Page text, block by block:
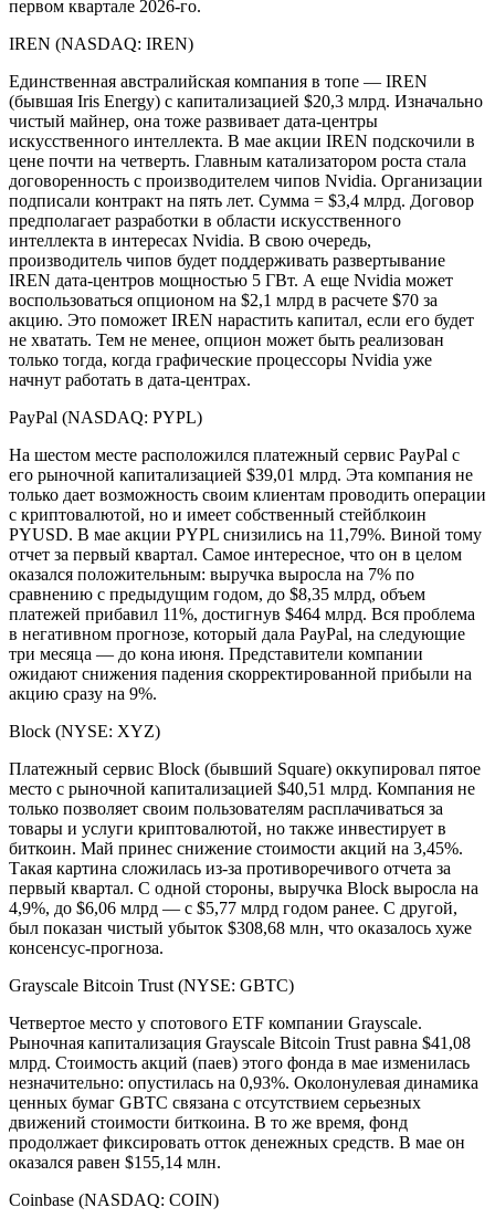
первом квартале 2026-го.
IREN (NASDAQ: IREN)
Единственная австралийская компания в топе — IREN
(бывшая Iris Energy) с капитализацией $20,3 млрд. Изначально
чистый майнер, она тоже развивает дата-центры
искусственного интеллекта. В мае акции IREN подскочили в
цене почти на четверть. Главным катализатором роста стала
договоренность с производителем чипов Nvidia. Организации
подписали контракт на пять лет. Сумма = $3,4 млрд. Договор
предполагает разработки в области искусственного
интеллекта в интересах Nvidia. В свою очередь,
производитель чипов будет поддерживать развертывание
IREN дата-центров мощностью 5 ГВт. А еще Nvidia может
воспользоваться опционом на $2,1 млрд в расчете $70 за
акцию. Это поможет IREN нарастить капитал, если его будет
не хватать. Тем не менее, опцион может быть реализован
только тогда, когда графические процессоры Nvidia уже
начнут работать в дата-центрах.
PayPal (NASDAQ: PYPL)
На шестом месте расположился платежный сервис PayPal с
его рыночной капитализацией $39,01 млрд. Эта компания не
только дает возможность своим клиентам проводить операции
с криптовалютой, но и имеет собственный стейблкоин
PYUSD. В мае акции PYPL снизились на 11,79%. Виной тому
отчет за первый квартал. Самое интересное, что он в целом
оказался положительным: выручка выросла на 7% по
сравнению с предыдущим годом, до $8,35 млрд, объем
платежей прибавил 11%, достигнув $464 млрд. Вся проблема
в негативном прогнозе, который дала PayPal, на следующие
три месяца — до кона июня. Представители компании
ожидают снижения падения скорректированной прибыли на
акцию сразу на 9%.
Block (NYSE: XYZ)
Платежный сервис Block (бывший Square) оккупировал пятое
место с рыночной капитализацией $40,51 млрд. Компания не
только позволяет своим пользователям расплачиваться за
товары и услуги криптовалютой, но также инвестирует в
биткоин. Май принес снижение стоимости акций на 3,45%.
Такая картина сложилась из-за противоречивого отчета за
первый квартал. С одной стороны, выручка Block выросла на
4,9%, до $6,06 млрд — с $5,77 млрд годом ранее. С другой,
был показан чистый убыток $308,68 млн, что оказалось хуже
консенсус-прогноза.
Grayscale Bitcoin Trust (NYSE: GBTC)
Четвертое место у спотового ETF компании Grayscale.
Рыночная капитализация Grayscale Bitcoin Trust равна $41,08
млрд. Стоимость акций (паев) этого фонда в мае изменилась
незначительно: опустилась на 0,93%. Околонулевая динамика
ценных бумаг GBTC связана с отсутствием серьезных
движений стоимости биткоина. В то же время, фонд
продолжает фиксировать отток денежных средств. В мае он
оказался равен $155,14 млн.
Coinbase (NASDAQ: COIN)